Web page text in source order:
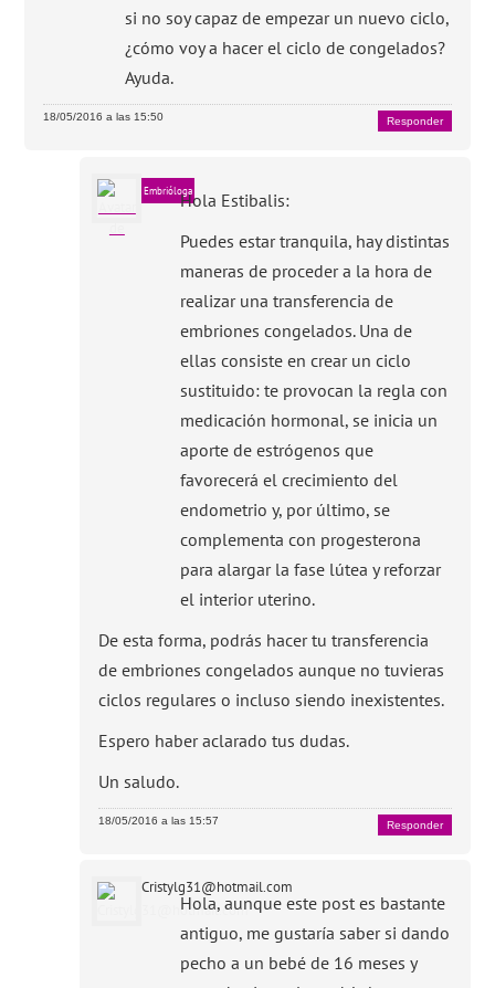
si no soy capaz de empezar un nuevo ciclo,
¿cómo voy a hacer el ciclo de congelados?
Ayuda.
18/05/2016 a las 15:50 Responder
EmbriólogaHola Estibalis:
Puedes estar tranquila, hay distintas
maneras de proceder a la hora de
realizar una transferencia de
embriones congelados. Una de
ellas consiste en crear un ciclo
sustituido: te provocan la regla con
medicación hormonal, se inicia un
aporte de estrógenos que
favorecerá el crecimiento del
endometrio y, por último, se
complementa con progesterona
para alargar la fase lútea y reforzar
el interior uterino.
De esta forma, podrás hacer tu transferencia
de embriones congelados aunque no tuvieras
ciclos regulares o incluso siendo inexistentes.
Espero haber aclarado tus dudas.
Un saludo.
18/05/2016 a las 15:57 Responder
Cristylg31@hotmail.com
Hola, aunque este post es bastante
antiguo, me gustaría saber si dando
pecho a un bebé de 16 meses y